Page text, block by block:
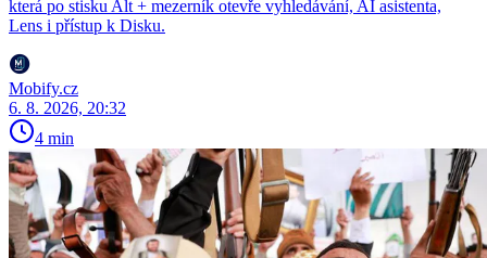
která po stisku Alt + mezerník otevře vyhledávání, AI asistenta,
Lens i přístup k Disku.
Mobify.cz
6. 8. 2026, 20:32
4 min